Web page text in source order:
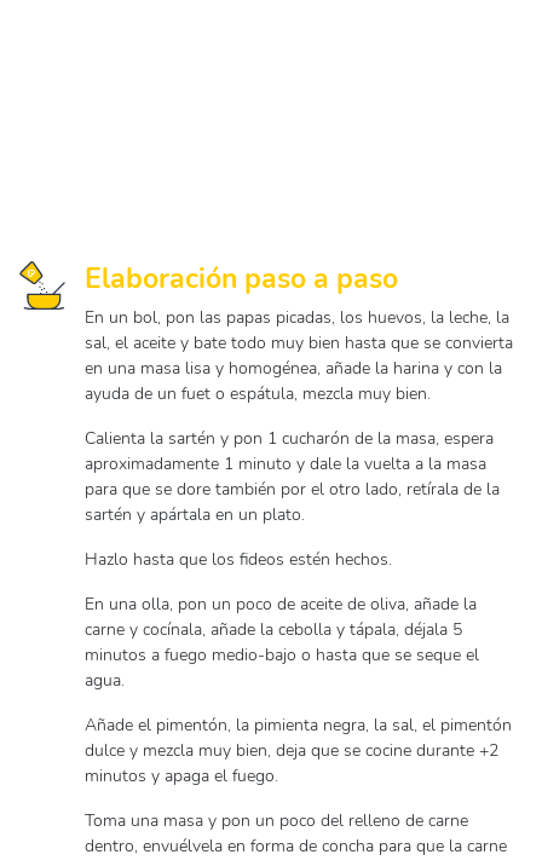
Elaboración paso a paso
En un bol, pon las papas picadas, los huevos, la leche, la
sal, el aceite y bate todo muy bien hasta que se convierta
en una masa lisa y homogénea, añade la harina y con la
ayuda de un fuet o espátula, mezcla muy bien.
Calienta la sartén y pon 1 cucharón de la masa, espera
aproximadamente 1 minuto y dale la vuelta a la masa
para que se dore también por el otro lado, retírala de la
sartén y apártala en un plato.
Hazlo hasta que los fideos estén hechos.
En una olla, pon un poco de aceite de oliva, añade la
carne y cocínala, añade la cebolla y tápala, déjala 5
minutos a fuego medio-bajo o hasta que se seque el
agua.
Añade el pimentón, la pimienta negra, la sal, el pimentón
dulce y mezcla muy bien, deja que se cocine durante +2
minutos y apaga el fuego.
Toma una masa y pon un poco del relleno de carne
dentro, envuélvela en forma de concha para que la carne